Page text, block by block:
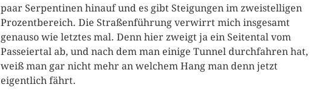
paar Serpentinen hinauf und es gibt Steigungen im zweistelligen
Prozentbereich. Die Straßenführung verwirrt mich insgesamt
genauso wie letztes mal. Denn hier zweigt ja ein Seitental vom
Passeiertal ab, und nach dem man einige Tunnel durchfahren hat,
weiß man gar nicht mehr an welchem Hang man denn jetzt
eigentlich fährt.